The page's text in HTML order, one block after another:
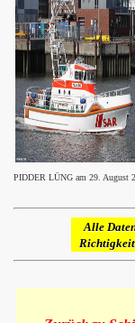
PIDDER LÜNG am 29. August
Alle
Richtigkeit